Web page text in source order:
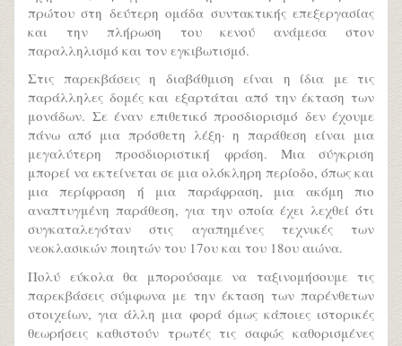
πρώτου στη δεύτερη ομάδα συντακτικής επεξεργασίας
και την πλήρωση του κενού ανάμεσα στον
παραλληλισμό και τον εγκιβωτισμό.
Στις παρεκβάσεις η διαβάθμιση είναι η ίδια με τις
παράλληλες δομές και εξαρτάται από την έκταση των
μονάδων. Σε έναν επιθετικό προσδιορισμό δεν έχουμε
πάνω από μια πρόσθετη λέξη· η παράθεση είναι μια
μεγαλύτερη προσδιοριστική φράση. Μια σύγκριση
μπορεί να εκτείνεται σε μια ολόκληρη περίοδο, όπως και
μια περίφραση ή μια παράφραση, μια ακόμη πιο
αναπτυγμένη παράθεση, για την οποία έχει λεχθεί ότι
συγκαταλεγόταν στις αγαπημένες τεχνικές των
νεοκλασικών ποιητών του 17ου και του 18ου αιώνα.
Πολύ εύκολα θα μπορούσαμε να ταξινομήσουμε τις
παρεκβάσεις σύμφωνα με την έκταση των παρένθετων
στοιχείων, για άλλη μια φορά όμως κάποιες ιστορικές
θεωρήσεις καθιστούν τρωτές τις σαφώς καθορισμένες